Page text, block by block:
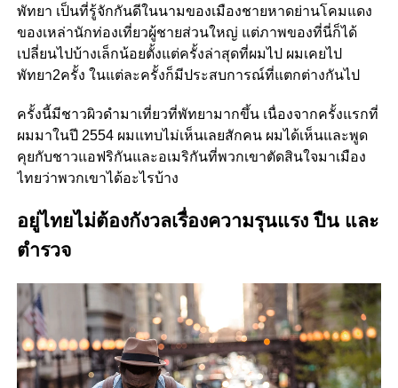
พัทยา เป็นที่รู้จักกันดีในนามของเมืองชายหาดย่านโคมแดง
ของเหล่านักท่องเที่ยวผู้ชายส่วนใหญ่ แต่ภาพของที่นี่ก็ได้
เปลี่ยนไปบ้างเล็กน้อยตั้งแต่ครั้งล่าสุดที่ผมไป ผมเคยไป
พัทยา2ครั้ง ในแต่ละครั้งก็มีประสบการณ์ที่แตกต่างกันไป
ครั้งนี้มีชาวผิวดำมาเที่ยวที่พัทยามากขึ้น เนื่องจากครั้งแรกที่
ผมมาในปี 2554 ผมแทบไม่เห็นเลยสักคน ผมได้เห็นและพูด
คุยกับชาวแอฟริกันและอเมริกันที่พวกเขาตัดสินใจมาเมือง
ไทยว่าพวกเขาได้อะไรบ้าง
อยู่ไทยไม่ต้องกังวลเรื่องความรุนแรง ปืน และ
ตำรวจ